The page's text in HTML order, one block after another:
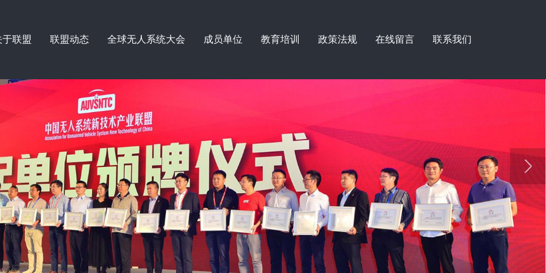
于联盟 联盟动态 全球无人系统大会 成员单位 教育培训 政策法规 在线留言 联系我们